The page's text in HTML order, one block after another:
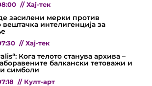
// Хај-тек
засилени мерки против
интелигенција за
// Хај-тек
Кога телото станува архива –
балкански тетоважи и
симболи
// Култ-арт